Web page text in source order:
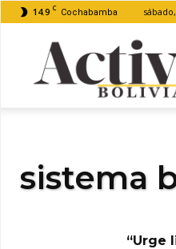
14.9 C Cochabamba
sistema
“Urge